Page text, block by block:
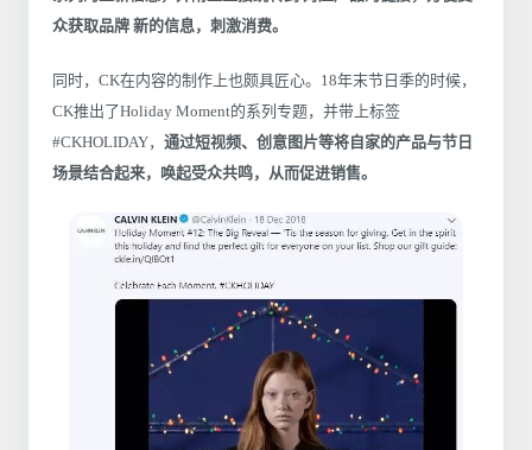
众获取品牌 新的信息，刺激消费。
同时，CK在内容的制作上也颇具匠心。18年末节日季的时候，
CK推出了Holiday Moment的系列专题，并带上标签
#CKHOLIDAY， 通过短视频、创意图片等将自家的产品与节日
场景结合起来，唤起受众共鸣，从而促进销售。